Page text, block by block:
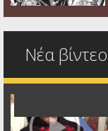
Νέα βίντεο